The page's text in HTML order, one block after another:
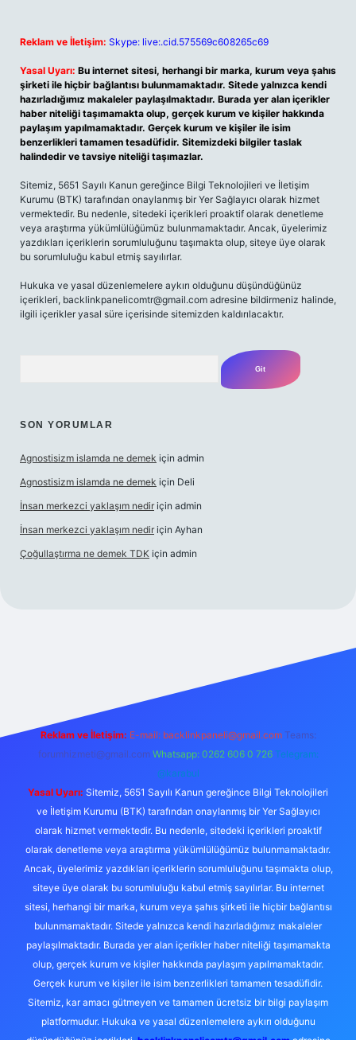
Reklam ve İletişim: Skype: live:.cid.575569c608265c69
Yasal Uyarı: Bu internet sitesi, herhangi bir marka, kurum veya şahıs
şirketi ile hiçbir bağlantısı bulunmamaktadır. Sitede yalnızca kendi
hazırladığımız makaleler paylaşılmaktadır. Burada yer alan içerikler
haber niteliği taşımamakta olup, gerçek kurum ve kişiler hakkında
paylaşım yapılmamaktadır. Gerçek kurum ve kişiler ile isim
benzerlikleri tamamen tesadüfidir. Sitemizdeki bilgiler taslak
halindedir ve tavsiye niteliği taşımazlar.
Sitemiz, 5651 Sayılı Kanun gereğince Bilgi Teknolojileri ve İletişim
Kurumu (BTK) tarafından onaylanmış bir Yer Sağlayıcı olarak hizmet
vermektedir. Bu nedenle, sitedeki içerikleri proaktif olarak denetleme
veya araştırma yükümlülüğümüz bulunmamaktadır. Ancak, üyelerimiz
yazdıkları içeriklerin sorumluluğunu taşımakta olup, siteye üye olarak
bu sorumluluğu kabul etmiş sayılırlar.
Hukuka ve yasal düzenlemelere aykırı olduğunu düşündüğünüz
içerikleri, backlinkpanelicomtr@gmail.com adresine bildirmeniz halinde,
ilgili içerikler yasal süre içerisinde sitemizden kaldırılacaktır.
SON YORUMLAR
Agnostisizm islamda ne demek için admin
Agnostisizm islamda ne demek için Deli
İnsan merkezci yaklaşım nedir için admin
İnsan merkezci yaklaşım nedir için Ayhan
Çoğullaştırma ne demek TDK için admin
Reklam ve İletişim: E-mail: backlinkpaneli@gmail.com Teams:
forumhizmeti@gmail.com Whatsapp: 0262 606 0 726 Telegram:
@karabul
Yasal Uyarı: Sitemiz, 5651 Sayılı Kanun gereğince Bilgi Teknolojileri
ve İletişim Kurumu (BTK) tarafından onaylanmış bir Yer Sağlayıcı
olarak hizmet vermektedir. Bu nedenle, sitedeki içerikleri proaktif
olarak denetleme veya araştırma yükümlülüğümüz bulunmamaktadır.
Ancak, üyelerimiz yazdıkları içeriklerin sorumluluğunu taşımakta olup,
siteye üye olarak bu sorumluluğu kabul etmiş sayılırlar. Bu internet
sitesi, herhangi bir marka, kurum veya şahıs şirketi ile hiçbir bağlantısı
bulunmamaktadır. Sitede yalnızca kendi hazırladığımız makaleler
paylaşılmaktadır. Burada yer alan içerikler haber niteliği taşımamakta
olup, gerçek kurum ve kişiler hakkında paylaşım yapılmamaktadır.
Gerçek kurum ve kişiler ile isim benzerlikleri tamamen tesadüfidir.
Sitemiz, kar amacı gütmeyen ve tamamen ücretsiz bir bilgi paylaşım
platformudur. Hukuka ve yasal düzenlemelere aykırı olduğunu